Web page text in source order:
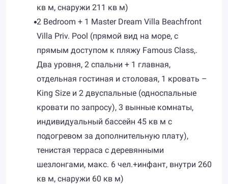
кв м, снаружи 211 кв м)
2 Bedroom + 1 Master Dream Villa Beachfront
Villa Priv. Pool (прямой вид на море, с
прямым доступом к пляжу Famous Class,.
Два уровня, 2 спальни + 1 главная,
отдельная гостиная и столовая, 1 кровать –
King Size и 2 двуспальные (односпальные
кровати по запросу), 3 вынные комнаты,
индивидуальный бассейн 45 кв м с
подогревом за дополнительную плату),
тенистая терраса с деревянными
шезлонгами, макс. 6 чел.+инфант, внутри 260
кв м, снаружи 60 кв м)